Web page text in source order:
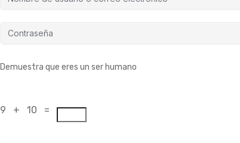
Demuestra que eres un ser humano
9 + 10 =